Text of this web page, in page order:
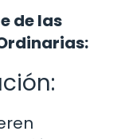
de las